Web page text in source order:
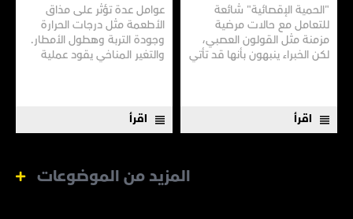
"الحمية الإقصائية" شائعة
للتعامل مع حالات مرضية
مزمنة مثل القولون العصبي،
لكن الخبراء ينبهون بأنها قد تأتي
اقرأ
عوامل عدة تؤثر على مذاق
الأطعمة مثل درجات الحرارة
وجودة التربة وهطول الأمطار.
والتغير المناخي يقود عملية
اقرأ
المزيد من الموضوعات